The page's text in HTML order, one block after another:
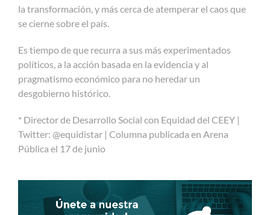
la transformación, y más cerca de atemperar el caos que
se cierne sobre el país.
Es tiempo de que recurra a sus más experimentados
políticos, a la acción basada en la evidencia y al
pragmatismo económico para no heredar un
desgobierno histórico.
* Director de Desarrollo Social con Equidad del CEEY |
Twitter: @equidistar | Columna publicada en Arena
Pública el 17 de junio